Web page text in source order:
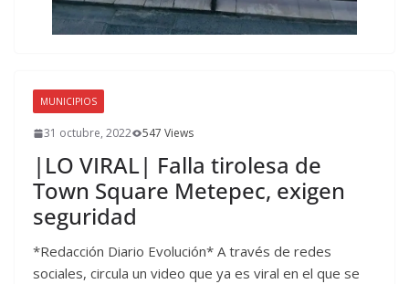
MUNICIPIOS
31 octubre, 2022 547 Views
|LO VIRAL| Falla tirolesa de
Town Square Metepec, exigen
seguridad
*Redacción Diario Evolución* A través de redes
sociales, circula un video que ya es viral en el que se